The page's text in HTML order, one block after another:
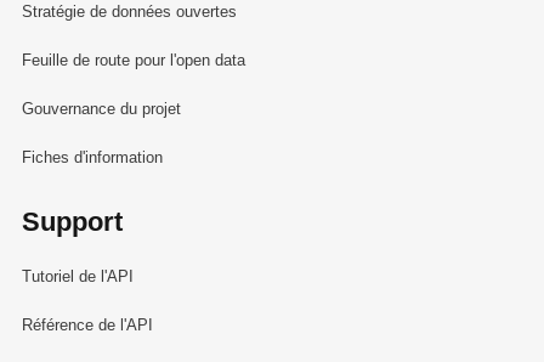
Stratégie de données ouvertes
Feuille de route pour l'open data
Gouvernance du projet
Fiches d'information
Support
Tutoriel de l'API
Référence de l'API